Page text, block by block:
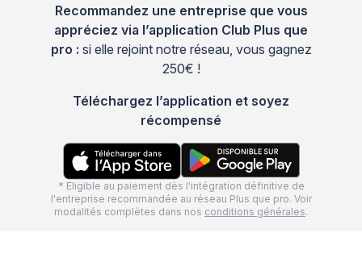
Recommandez une entreprise que vous
appréciez via l’application Club Plus que
pro : si elle rejoint notre réseau, vous gagnez
250€ !
Téléchargez l’application et soyez
récompensé
* Eligible au paiement dès l'intégration définitive de
l'entreprise recommandée au réseau Plus que pro. Voir
modalités complètes dans nos conditions générales.